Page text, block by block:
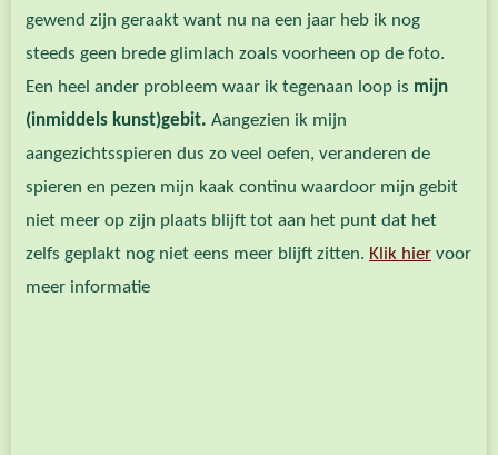
gewend zijn geraakt want nu na een jaar heb ik nog
steeds geen brede glimlach zoals voorheen op de foto.
Een heel ander probleem waar ik tegenaan loop is mijn
(inmiddels kunst)gebit. Aangezien ik mijn
aangezichtsspieren dus zo veel oefen, veranderen de
spieren en pezen mijn kaak continu waardoor mijn gebit
niet meer op zijn plaats blijft tot aan het punt dat het
zelfs geplakt nog niet eens meer blijft zitten. Klik hier voor
meer informatie